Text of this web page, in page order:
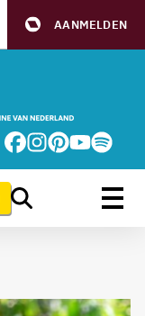
AANMELDEN